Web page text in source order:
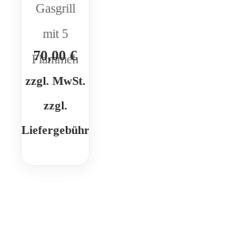
Gasgrill
mit 5
Flammen
70,00€
zzgl. MwSt.
zzgl.
Liefergebühr